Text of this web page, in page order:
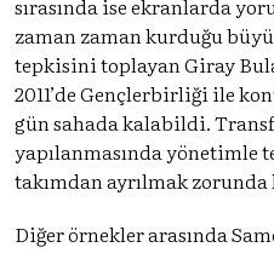
zaman zaman kurduğu
tepkisini toplayan Giray
2011’de Gençlerbirliği ile
gün sahada kalabildi.
yapılanmasında yönetimle
takımdan ayrılmak zorunda
Diğer örnekler arasında